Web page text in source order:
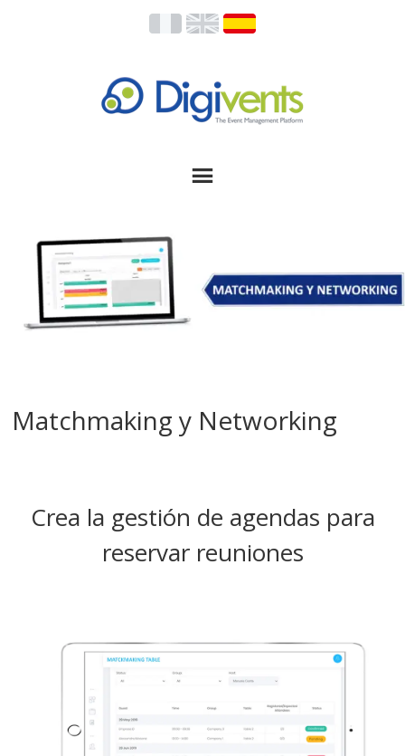
Matchmaking y Networking
Crea la gestión de agendas para
reservar reuniones